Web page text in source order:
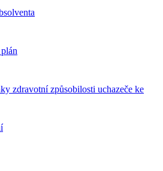
zdravotní způsobilosti uchazeče ke